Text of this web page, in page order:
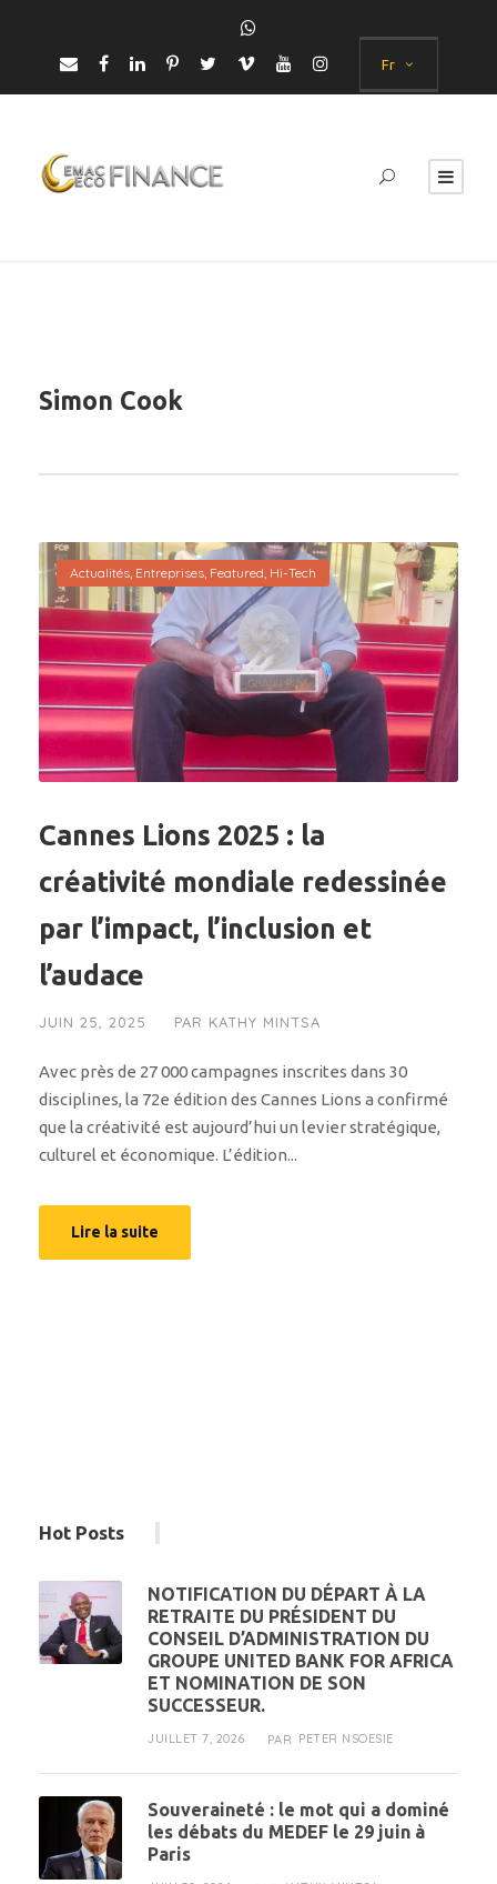
Fr
Simon Cook
Actualités, Entreprises, Featured, Hi-Tech
Cannes Lions 2025 : la
créativité mondiale redessinée
par l’impact, l’inclusion et
l’audace
JUIN 25, 2025 PAR KATHY MINTSA
Avec près de 27 000 campagnes inscrites dans 30
disciplines, la 72e édition des Cannes Lions a confirmé
que la créativité est aujourd’hui un levier stratégique,
culturel et économique. L’édition...
Lire la suite
Hot Posts
NOTIFICATION DU DÉPART À LA
RETRAITE DU PRÉSIDENT DU
CONSEIL D’ADMINISTRATION DU
GROUPE UNITED BANK FOR AFRICA
ET NOMINATION DE SON
SUCCESSEUR.
JUILLET 7, 2026 PAR PETER NSOESIE
Souveraineté : le mot qui a dominé
les débats du MEDEF le 29 juin à
Paris